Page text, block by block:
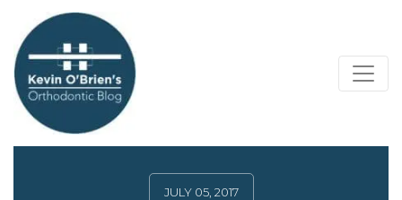
JULY 05, 2017